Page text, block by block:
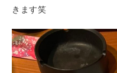
きます笑